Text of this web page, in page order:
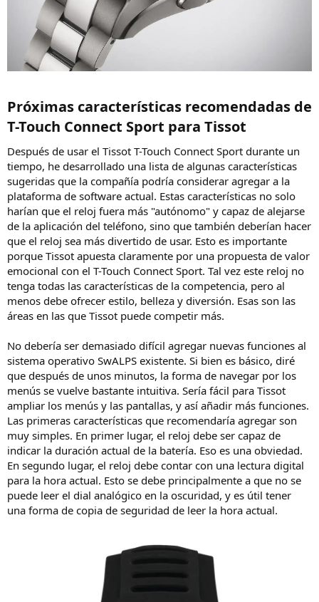
Próximas características recomendadas de
T-Touch Connect Sport para Tissot​
Después de usar el Tissot T-Touch Connect Sport durante un
tiempo, he desarrollado una lista de algunas características
sugeridas que la compañía podría considerar agregar a la
plataforma de software actual. Estas características no solo
harían que el reloj fuera más "autónomo" y capaz de alejarse
de la aplicación del teléfono, sino que también deberían hacer
que el reloj sea más divertido de usar. Esto es importante
porque Tissot apuesta claramente por una propuesta de valor
emocional con el T-Touch Connect Sport. Tal vez este reloj no
tenga todas las características de la competencia, pero al
menos debe ofrecer estilo, belleza y diversión. Esas son las
áreas en las que Tissot puede competir más.
No debería ser demasiado difícil agregar nuevas funciones al
sistema operativo SwALPS existente. Si bien es básico, diré
que después de unos minutos, la forma de navegar por los
menús se vuelve bastante intuitiva. Sería fácil para Tissot
ampliar los menús y las pantallas, y así añadir más funciones.
Las primeras características que recomendaría agregar son
muy simples. En primer lugar, el reloj debe ser capaz de
indicar la duración actual de la batería. Eso es una obviedad.
En segundo lugar, el reloj debe contar con una lectura digital
para la hora actual. Esto se debe principalmente a que no se
puede leer el dial analógico en la oscuridad, y es útil tener
una forma de copia de seguridad de leer la hora actual.